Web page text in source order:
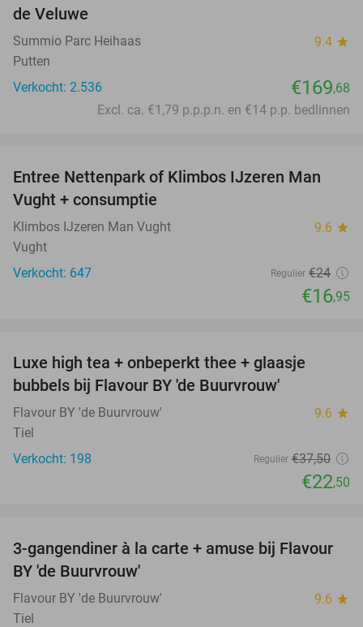
de Veluwe
Summio Parc Heihaas 9.4 star
Putten
Verkocht: 2.536
€169,68
Excl. ca. €1,79 p.p.p.n. en €14 p.p. bedlinnen
29%
Entree Nettenpark of Klimbos IJzeren Man
Vught + consumptie
Klimbos IJzeren Man Vught 9.6 star
Vught
Verkocht: 647
Regulier €24
€16,95
Luxe high tea + onbeperkt thee + glaasje
bubbels bij Flavour BY 'de Buurvrouw'
Flavour BY 'de Buurvrouw' 9.6 star
Tiel
Verkocht: 198
Regulier €37,50
€22,50
38%
3-gangendiner à la carte + amuse bij Flavour
BY 'de Buurvrouw'
Flavour BY 'de Buurvrouw' 9.6 star
Tiel